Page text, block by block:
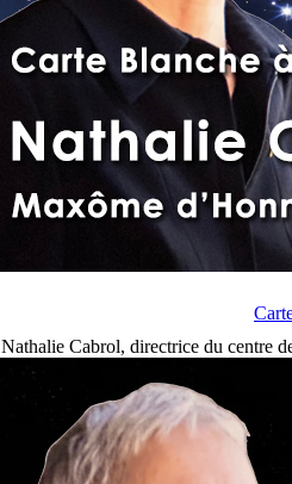
Nathalie Cabrol, directrice du centre